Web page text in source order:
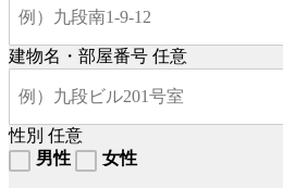
建物名・部屋番号 任意
性別 任意
男性
女性